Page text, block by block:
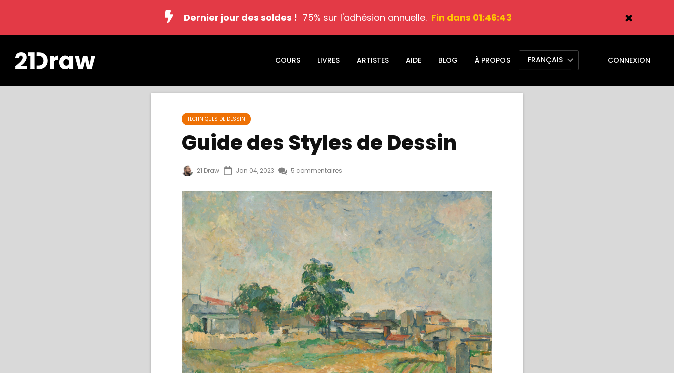
Dernier jour des soldes ! 75% sur l'adhésion annuelle. Fin dans 01:46:41
COURS LIVRES ARTISTES AIDE BLOG À PROPOS FRANÇAIS CONNEXION
TECHNIQUES DE DESSIN
Guide des Styles de Dessin
21 Draw Jan 04, 2023 5 commentaires